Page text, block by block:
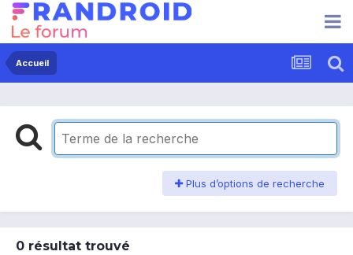
Accueil
Plus d’options de recherche
0 résultat trouvé